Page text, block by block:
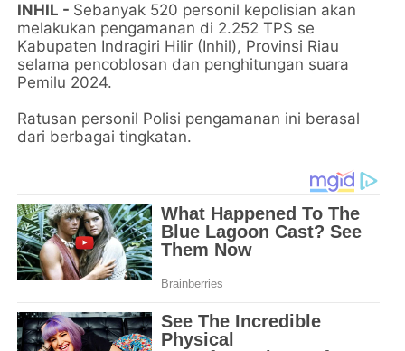
INHIL - Sebanyak 520 personil kepolisian akan
melakukan pengamanan di 2.252 TPS se
Kabupaten Indragiri Hilir (Inhil), Provinsi Riau
selama pencoblosan dan penghitungan suara
Pemilu 2024.
Ratusan personil Polisi pengamanan ini berasal
dari berbagai tingkatan.